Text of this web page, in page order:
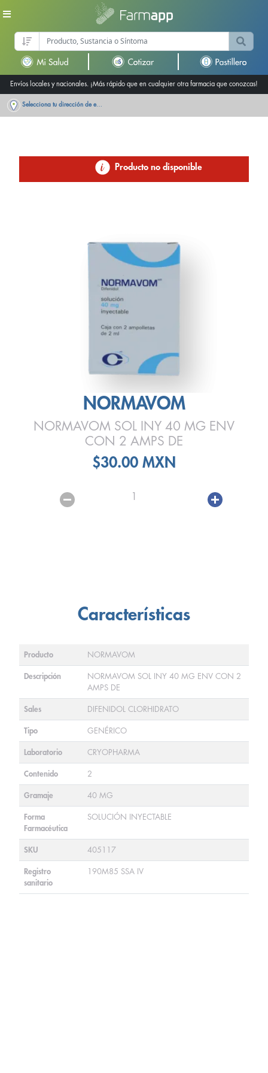
Envíos locales y nacionales. ¡Más rápido que en cualquier otra farmacia que conozcas!
Selecciona tu dirección de entrega
Producto no disponible
NORMAVOM
NORMAVOM SOL INY 40 MG ENV
CON 2 AMPS DE
$30.00 MXN
1
Características
Producto NORMAVOM
Descripción
NORMAVOM SOL INY 40 MG ENV CON 2
AMPS DE
Sales DIFENIDOL CLORHIDRATO
Tipo GENÉRICO
Laboratorio CRYOPHARMA
Contenido 2
Gramaje 40 MG
Forma
Farmacéutica
SOLUCIÓN INYECTABLE
SKU 405117
Registro
sanitario
190M85 SSA IV